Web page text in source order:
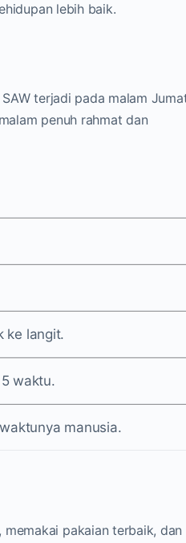
lebih baik.
terjadi pada malam
penuh rahmat dan
ke langit.
waktu.
manusia.
memakai pakaian terbaik, dan